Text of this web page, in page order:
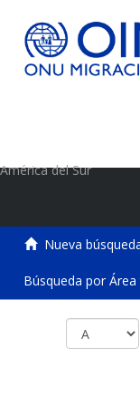
América del Sur
Nueva
Búsqueda por